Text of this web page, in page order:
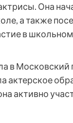
Она
а также
в
в Московский
актерское
активно